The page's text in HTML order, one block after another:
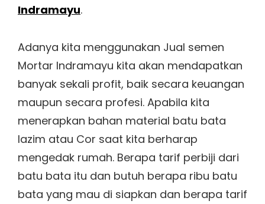
Indramayu.
Adanya kita menggunakan Jual semen
Mortar Indramayu kita akan mendapatkan
banyak sekali profit, baik secara keuangan
maupun secara profesi. Apabila kita
menerapkan bahan material batu bata
lazim atau Cor saat kita berharap
mengedak rumah. Berapa tarif perbiji dari
batu bata itu dan butuh berapa ribu batu
bata yang mau di siapkan dan berapa tarif